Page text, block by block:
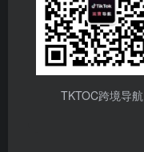
TKTOC跨境导航